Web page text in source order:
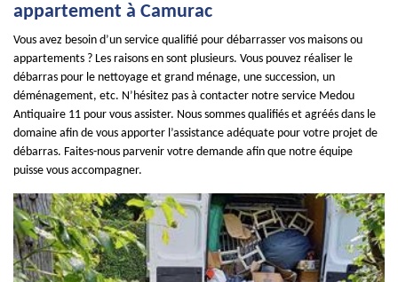
appartement à Camurac
Vous avez besoin d’un service qualifié pour débarrasser vos maisons ou
appartements ? Les raisons en sont plusieurs. Vous pouvez réaliser le
débarras pour le nettoyage et grand ménage, une succession, un
déménagement, etc. N’hésitez pas à contacter notre service Medou
Antiquaire 11 pour vous assister. Nous sommes qualifiés et agréés dans le
domaine afin de vous apporter l’assistance adéquate pour votre projet de
débarras. Faites-nous parvenir votre demande afin que notre équipe
puisse vous accompagner.